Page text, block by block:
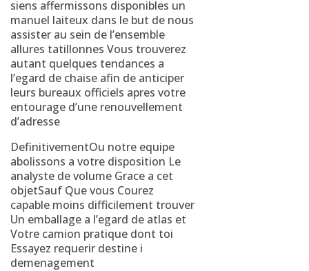
siens affermissons disponibles un
manuel laiteux dans le but de nous
assister au sein de l’ensemble
allures tatillonnes Vous trouverez
autant quelques tendances a
l’egard de chaise afin de anticiper
leurs bureaux officiels apres votre
entourage d’une renouvellement
d’adresse
DefinitivementOu notre equipe
abolissons a votre disposition Le
analyste de volume Grace a cet
objetSauf Que vous Courez
capable moins difficilement trouver
Un emballage a l’egard de atlas et
Votre camion pratique dont toi
Essayez requerir destine i
demenagement